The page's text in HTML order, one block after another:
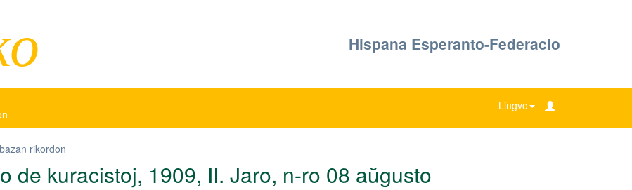
Hispana Esperanto-Federacio
Lingvo
rikordon
de kuracistoj, 1909, II. Jaro, n-ro 08 aŭgusto